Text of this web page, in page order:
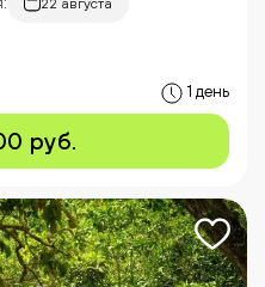
22 августа
1 день
руб.